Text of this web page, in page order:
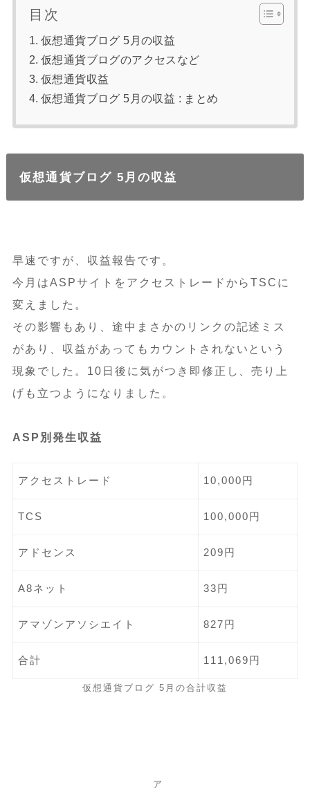
目次
仮想通貨ブログ 5月の収益
仮想通貨ブログのアクセスなど
仮想通貨収益
仮想通貨ブログ 5月の収益 : まとめ
仮想通貨ブログ 5月の収益
早速ですが、収益報告です。
今月はASPサイトをアクセストレードからTSCに
変えました。
その影響もあり、途中まさかのリンクの記述ミス
があり、収益があってもカウントされないという
現象でした。10日後に気がつき即修正し、売り上
げも立つようになりました。
ASP別発生収益
アクセストレード 10,000円
TCS 100,000円
アドセンス 209円
A8ネット 33円
アマゾンアソシエイト 827円
合計 111,069円
仮想通貨ブログ 5月の合計収益
ア